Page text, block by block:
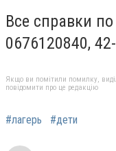
Все справки
0676120840,
Якщо ви помітили помилку,
повідомити про це редакцію
#лагерь #дети